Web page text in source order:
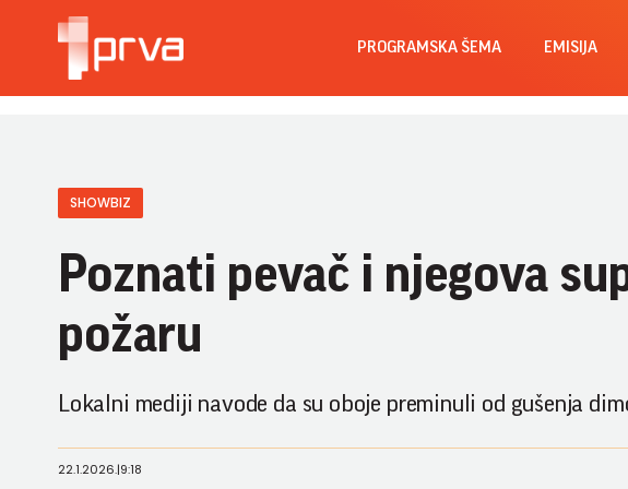
PROGRAMSKA ŠEMA EMISIJA
SHOWBIZ
Poznati pevač i njegova
požaru
Lokalni mediji navode da su oboje preminuli od gušenja
22.1.2026.|9:18